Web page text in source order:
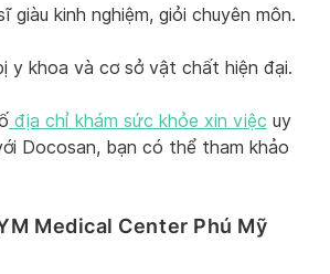
giàu kinh nghiệm, giỏi chuyên môn.
y khoa và cơ sở vật chất hiện đại.
địa chỉ khám sức khỏe xin việc uy
Docosan, bạn có thể tham khảo
Medical Center Phú Mỹ